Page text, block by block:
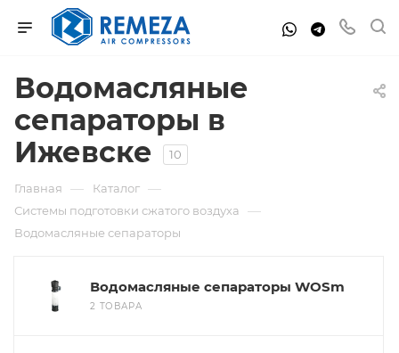
Водомасляные
сепараторы в
Ижевске
10
Главная — Каталог —
Системы подготовки сжатого воздуха —
Водомасляные сепараторы
Водомасляные сепараторы WOSm
2 ТОВАРА